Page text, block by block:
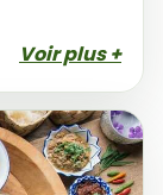
Voir plus +